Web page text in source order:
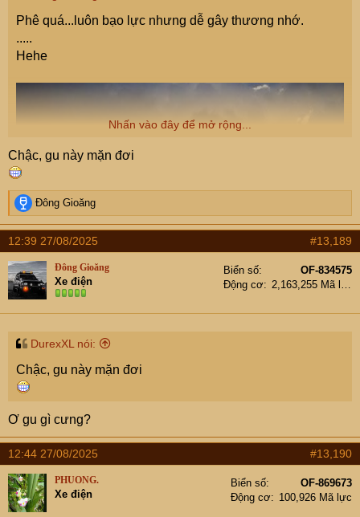
Phê quá...luôn bạo lực nhưng dễ gây thương nhớ.
.....
Hehe
Nhấn vào đây để mở rộng...
Chậc, gu này mặn đơi
R
e
a
c
t
i
o
n
s
Đông Gioăng
12:39 27/08/2025 #13,189
Đông Gioăng
Xe điện
Biển số
OF-834575
Động cơ
DurexXL nói:
Chậc, gu này mặn đơi
Ơ gu gì cưng?
12:44 27/08/2025 #13,190
PHUONG.
Xe điện
Biển số
OF-869673
Động cơ
100,926 Mã lực